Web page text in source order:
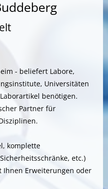
- beliefert Labore,
Universitäten
benötigen.
Partner für
komplette
etc.)
Erweiterungen oder